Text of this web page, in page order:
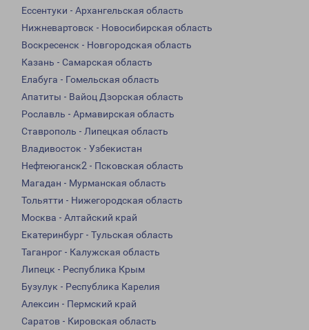
Ессентуки - Архангельская область
Нижневартовск - Новосибирская область
Воскресенск - Новгородская область
Казань - Самарская область
Елабуга - Гомельская область
Апатиты - Вайоц Дзорская область
Рославль - Армавирская область
Ставрополь - Липецкая область
Владивосток - Узбекистан
Нефтеюганск2 - Псковская область
Магадан - Мурманская область
Тольятти - Нижегородская область
Москва - Алтайский край
Екатеринбург - Тульская область
Таганрог - Калужская область
Липецк - Республика Крым
Бузулук - Республика Карелия
Алексин - Пермский край
Саратов - Кировская область